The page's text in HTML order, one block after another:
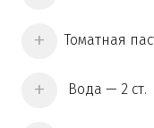
Томатная
Вода — 2 ст.